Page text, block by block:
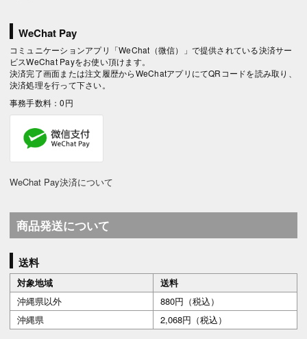
WeChat Pay
コミュニケーションアプリ「WeChat（微信）」で提供されている決済サー
ビスWeChat Payをお使い頂けます。
決済完了画面または注文履歴からWeChatアプリにてQRコードを読み取り、
決済処理を行って下さい。
事務手数料：0円
WeChat Pay決済について
商品発送について
送料
対象地域
送料
沖縄県以外
880円（税込）
沖縄県
2,068円（税込）